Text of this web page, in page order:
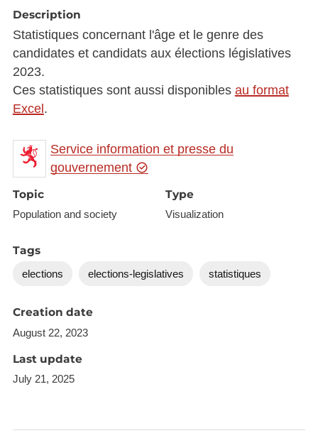
Description
Statistiques concernant l'âge et le genre des
candidates et candidats aux élections législatives
2023.
Ces statistiques sont aussi disponibles au format
Excel.
Service information et presse du
gouvernement
Topic
Population and society
Type
Visualization
Tags
elections elections-legislatives statistiques
Creation date
August 22, 2023
Last update
July 21, 2025